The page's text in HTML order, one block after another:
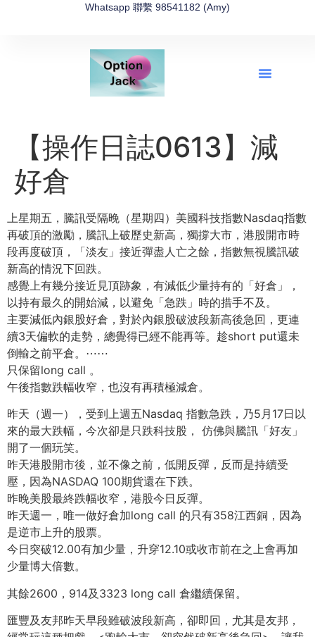
Whatsapp 聯繫 98541182 (Amy)
【操作日誌0613】減
好倉
上星期五，騰訊受隔晚（星期四）美國科技指數Nasdaq指數
再破頂的激勵，騰訊上破歷史新高，獨撐大市，港股開市時
段再度破頂，「淡友」接近彈盡人亡之餘，指數無視騰訊破
新高的情況下回跌。
感覺上有幾分接近見頂跡象，有減低少量持有的「好倉」，
以持有最久的開始減，以避免「急跌」時的措手不及。
主要減低內銀股好倉，對於內銀股破波段新高後急回，更連
續3天偏軟的走勢，總覺得已經不能再等。趁short put還未
倒輸之前平倉。 ⋯⋯
只保留long call 。
午後指數跌幅收窄，也沒有再積極減倉。
昨天（週一），受到上週五Nasdaq 指數急跌，乃5月17日以
來的最大跌幅，今次卻是只跌科技股， 仿佛與騰訊「好友」
開了一個玩笑。
昨天港股開市後，並不像之前，低開反彈，反而是持續受
壓，因為NASDAQ 100期貨還在下跌。
昨晚美股最終跌幅收窄，港股今日反彈。
昨天週一，唯一做好倉加long call 的只有358江西銅，因為
是逆市上升的股票。
今日突破12.00有加少量，升穿12.10或收市前在之上會再加
少量博大倍數。
其餘2600，914及3323 long call 倉繼續保留。
匯豐及友邦昨天早段雖破波段新高，卻即回，尤其是友邦，